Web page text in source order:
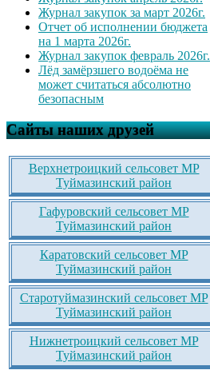
Журнал закупок за март 2026г.
Отчет об исполнении бюджета
на 1 марта 2026г.
Журнал закупок февраль 2026г.
Лёд замёрзшего водоёма не
может считаться абсолютно
безопасным
Сайты наших друзей
Верхнетроицкий сельсовет МР
Туймазинский район
Гафуровский сельсовет МР
Туймазинский район
Каратовский сельсовет МР
Туймазинский район
Старотуймазинский сельсовет МР
Туймазинский район
Нижнетроицкий сельсовет МР
Туймазинский район